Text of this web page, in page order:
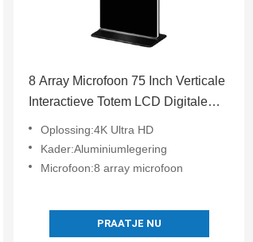
8 Array Microfoon 75 Inch Verticale
Interactieve Totem LCD Digitale
Besturingssysteem
Oplossing:4K Ultra HD
Kader:Aluminiumlegering
Microfoon:8 array microfoon
PRAATJE NU